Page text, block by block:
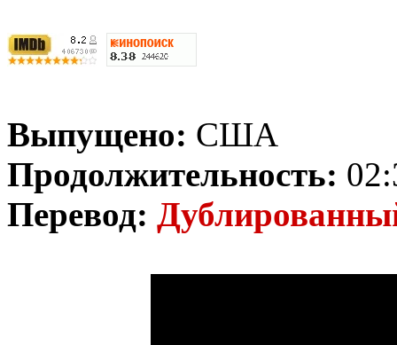
Выпущено: США
Продолжительность:
Перевод: